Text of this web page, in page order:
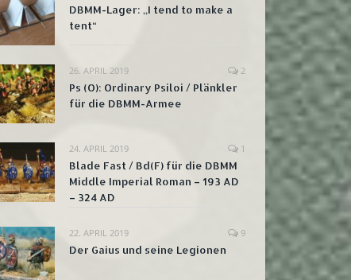
DBMM-Lager: „I tend to make a
tent“
26. APRIL 2019 2
Ps (O): Ordinary Psiloi / Plänkler
für die DBMM-Armee
24. APRIL 2019 1
Blade Fast / Bd(F) für die DBMM
Middle Imperial Roman – 193 AD
– 324 AD
22. APRIL 2019 9
Der Gaius und seine Legionen